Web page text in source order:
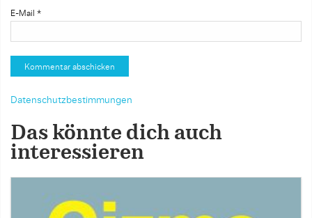
E-Mail *
Datenschutzbestimmungen
Das könnte dich auch
interessieren